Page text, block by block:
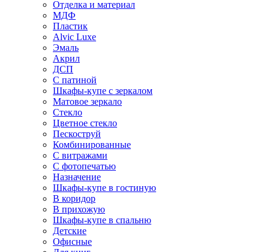
Отделка и материал
МДФ
Пластик
Alvic Luxe
Эмаль
Акрил
ДСП
С патиной
Шкафы-купе с зеркалом
Матовое зеркало
Стекло
Цветное стекло
Пескоструй
Комбинированные
С витражами
С фотопечатью
Назначение
Шкафы-купе в гостиную
В коридор
В прихожую
Шкафы-купе в спальню
Детские
Офисные